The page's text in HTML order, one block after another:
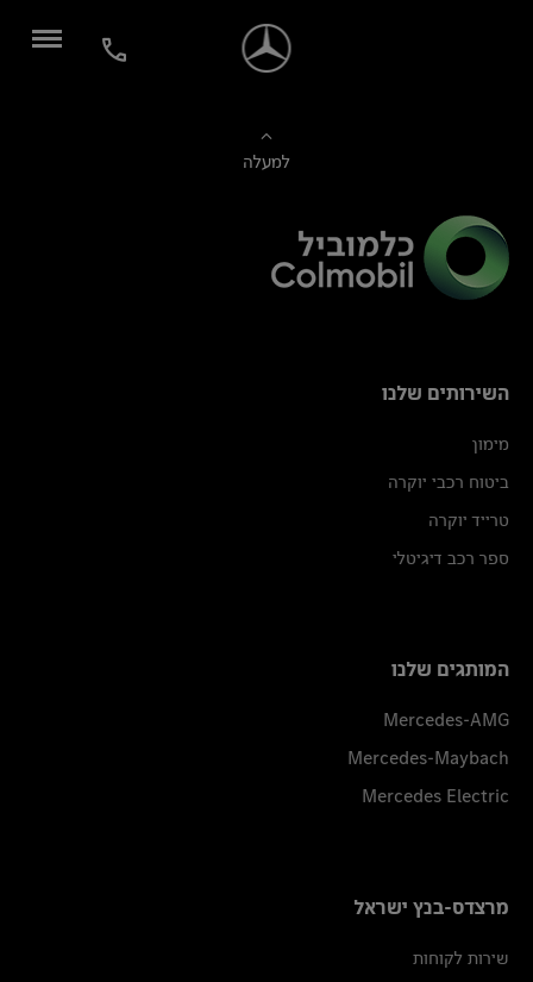
למעלה
השירותים שלנו
מימון
ביטוח רכבי יוקרה
טרייד יוקרה
ספר רכב דיגיטלי
המותגים שלנו
Mercedes-AMG
Mercedes-Maybach
Mercedes Electric
מרצדס-בנץ ישראל
שירות לקוחות